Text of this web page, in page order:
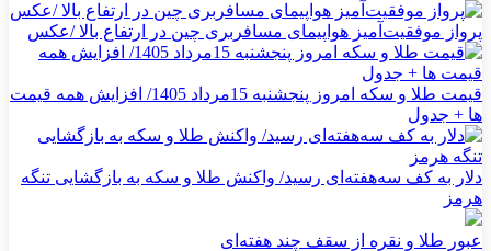
پرواز موفقیت‌آمیز هواپیمای مسافربری چین در ارتفاع بالا /عکس
قیمت طلا و سکه امروز پنجشنبه 15مرداد 1405/ افزایش همه قیمت
ها + جدول
دلار به کف سه‌هفته‌ای رسید/ واکنش طلا و سکه به بازگشایی تنگه
هرمز
عبور طلا و نقره از سقف چند هفته‌ای